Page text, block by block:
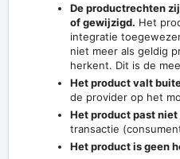
De productrechten
of gewijzigd. Het
integratie
niet meer als geldig
herkent. Dit is de
Het product valt
de provider op het
Het product past
transactie
Het product is geen